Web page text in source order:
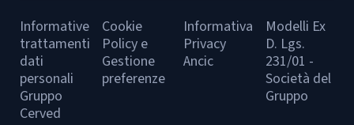
Informative
trattamenti
dati
personali
Gruppo
Cerved
Cookie
Policy e
Gestione
preferenze
Informativa
Privacy
Ancic
Modelli Ex
D. Lgs.
231/01 -
Società del
Gruppo